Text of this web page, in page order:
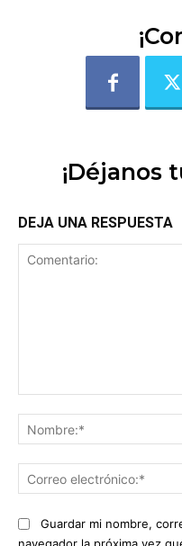
¡Déjanos
DEJA UNA RESPUESTA
Guardar mi nombre,
navegador la próxima vez